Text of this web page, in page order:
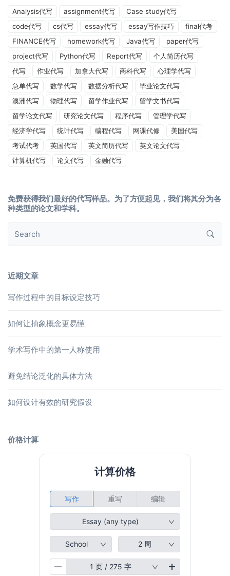
Analysis代写 assignment代写
Case study代写
code代写
cs代写 essay代写 essay写作技巧
final代考
FINANCE代写
homework代写 Java代写
paper代写
project代写
Python代写 Report代写
个人简历代写
代写
作业代写 加拿大代写 商科代写
心理学代写
急单代写
数学代写 数据分析代写
毕业论文代写
澳洲代写
物理代写 留学作业代写
留学文书代写
留学论文代写
研究论文代写 程序代写
管理学代写
经济学代写
统计代写 编程代写 网课代修
美国代写
考试代考
英国代写 英文简历代写
英文论文代写
计算机代写
论文代写 金融代写
免费获得我们最好的代写样品。为了方便起见，我们将其分为各
种类型的论文和学科。
近期文章
写作过程中的目标设定技巧
如何让抽象概念更易懂
学术写作中的第一人称使用
避免结论泛化的具体方法
如何设计有效的研究假设
价格计算